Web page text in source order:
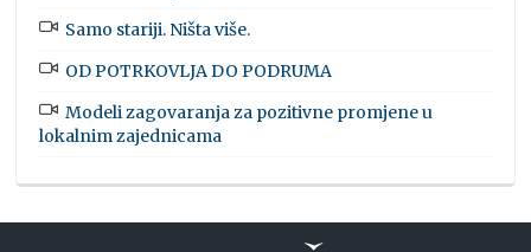
Samo stariji. Ništa više.
OD POTRKOVLJA DO PODRUMA
Modeli zagovaranja za pozitivne promjene u
lokalnim zajednicama